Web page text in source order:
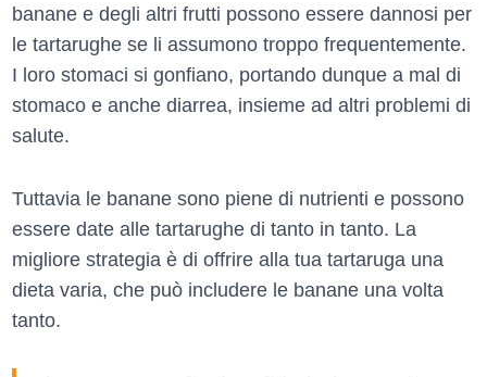
banane e degli altri frutti possono essere dannosi per
le tartarughe se li assumono troppo frequentemente.
I loro stomaci si gonfiano, portando dunque a mal di
stomaco e anche diarrea, insieme ad altri problemi di
salute.
Tuttavia le banane sono piene di nutrienti e possono
essere date alle tartarughe di tanto in tanto. La
migliore strategia è di offrire alla tua tartaruga una
dieta varia, che può includere le banane una volta
tanto.